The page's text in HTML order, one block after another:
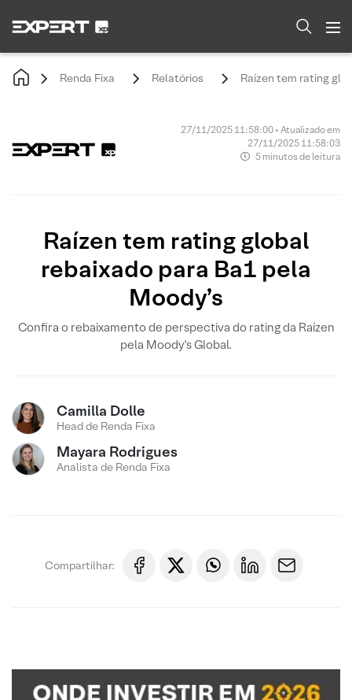
Renda Fixa Relatórios Raízen tem rating
27/11/2025 11:58:00 • Atualizado em
27/11/2025 11:58:03
5 minutos de leitura
Raízen tem rating global
rebaixado para Ba1 pela
Moody’s
Confira o rebaixamento de perspectiva do rating da Raízen
pela Moody's Global.
Camilla Dolle
Head de Renda Fixa
Mayara Rodrigues
Analista de Renda Fixa
Compartilhar: